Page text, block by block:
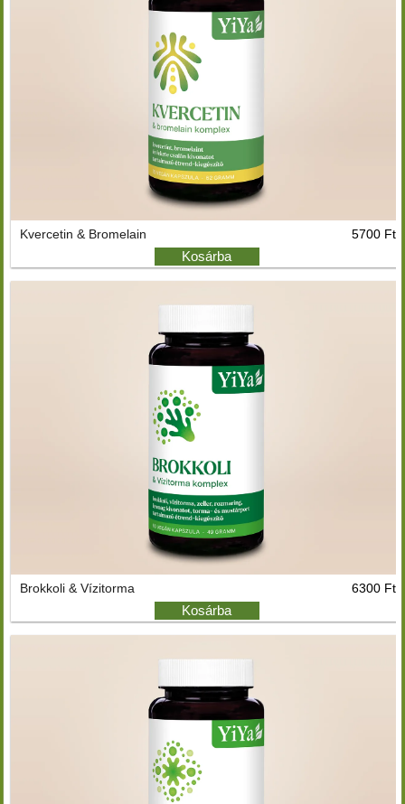
Kvercetin & Bromelain 5700 Ft
Kosárba
Brokkoli & Vízitorma 6300 Ft
Kosárba